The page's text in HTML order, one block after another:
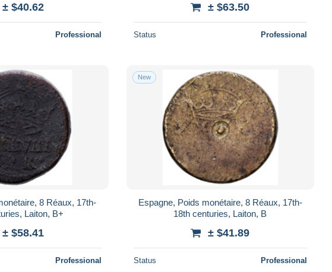
± $40.62
Professional
± $63.50
Status Professional
8 Réaux, 17th-
Laiton, B+
± $58.41
Professional
New
Espagne, Poids monétaire, 8 Réaux, 17th-
18th centuries, Laiton, B
± $41.89
Status Professional